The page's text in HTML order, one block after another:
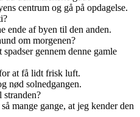
centrum og gå på opdagelse.
ende af byen til den anden.
om morgenen?
gennem denne gamle
at få lidt frisk luft.
nød solnedgangen.
mange gange, at jeg kender den